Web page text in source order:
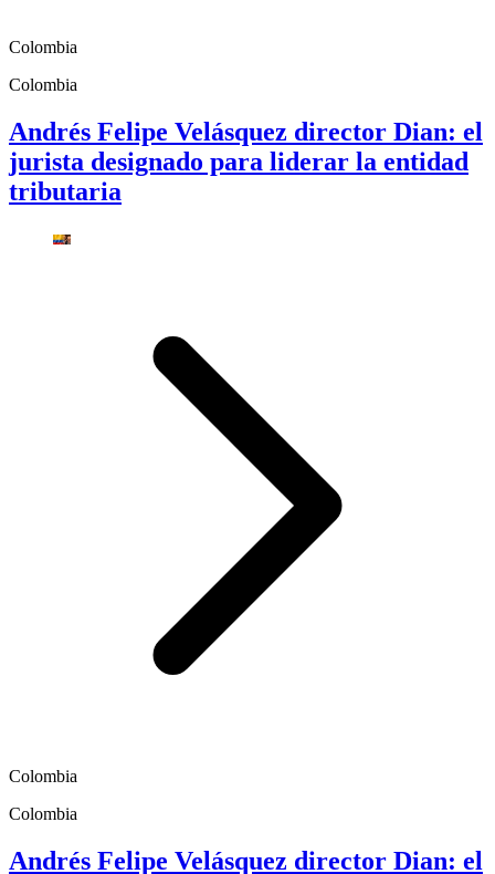
Colombia
Colombia
Andrés Felipe Velásquez director Dian: el
jurista designado para liderar la entidad
tributaria
Colombia
Colombia
Andrés Felipe Velásquez director Dian: el